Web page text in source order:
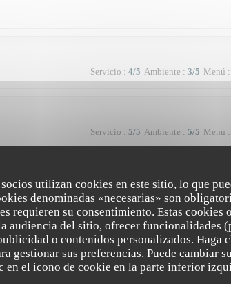
utilizan cookies en este sitio, lo que
denominadas «necesarias» son
requieren su consentimiento. Estas cookies
audiencia del sitio, ofrecer funcionalidades
o contenidos personalizados. Haga
gestionar sus preferencias. Puede cambiar
en el icono de cookie en la parte inferior
Servicio : 4/5 Ambiente : 3/5 Menú :
Servicio : 5/5 Ambiente : 5/5 Menú :
la qualité et la présentation de l'assiette (poissons) en
& merci +++
Servicio 5 Ambiente /5 Menú